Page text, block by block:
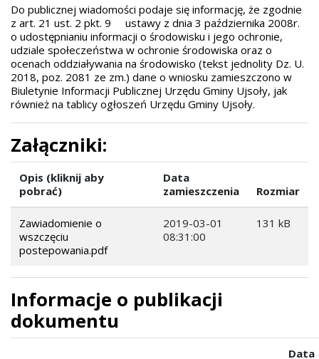
Do publicznej wiadomości podaje się informację, że zgodnie
z art. 21 ust. 2 pkt. 9 ustawy z dnia 3 października 2008r.
o udostępnianiu informacji o środowisku i jego ochronie,
udziale społeczeństwa w ochronie środowiska oraz o
ocenach oddziaływania na środowisko (tekst jednolity Dz. U.
2018, poz. 2081 ze zm.) dane o wniosku zamieszczono w
Biuletynie Informacji Publicznej Urzędu Gminy Ujsoły, jak
również na tablicy ogłoszeń Urzędu Gminy Ujsoły.
Załączniki:
Opis (kliknij aby
pobrać)
Data
zamieszczenia
Rozmiar
Zawiadomienie o
wszczęciu
postepowania.pdf
2019-03-01
08:31:00
131 kB
Informacje o publikacji
dokumentu
Data